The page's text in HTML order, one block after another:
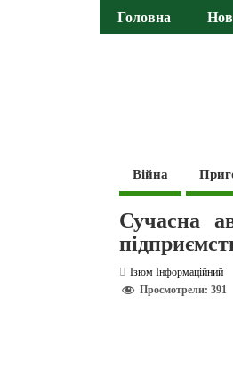
Головна
Війна
Сучасна
Ізюм Інформаційний
Просмотрели: 391